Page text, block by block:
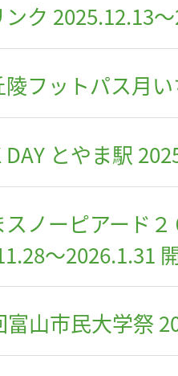
ク 2025.12.13
陵フットパス月
DAY とやま駅
スノーピアード
～2026.1.31
富山市民大学祭